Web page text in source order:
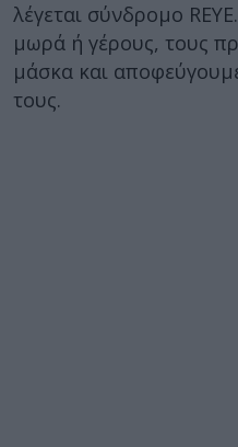
λέγεται σύνδρομο
μωρά ή γέρους, τους
μάσκα και
τους.